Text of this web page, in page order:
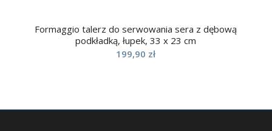
Formaggio talerz do serwowania sera z dębową
podkładką, łupek, 33 x 23 cm
199,90 zł